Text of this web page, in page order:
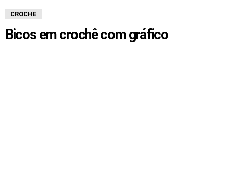
CROCHE
Bicos em crochê com gráfico